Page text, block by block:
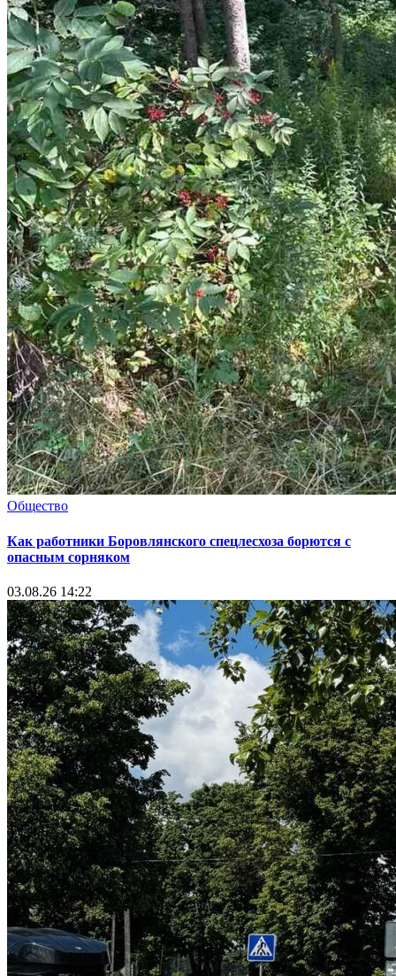
Общество
Как работники Боровлянского спецлесхоза борются с
опасным сорняком
03.08.26 14:22